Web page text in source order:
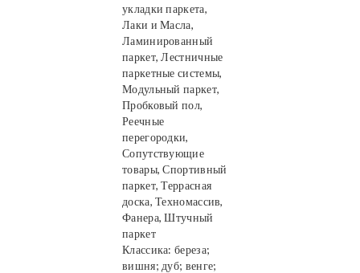
укладки паркета,
Лаки и Масла,
Ламинированный
паркет, Лестничные
паркетные системы,
Модульный паркет,
Пробковый пол,
Реечные
перегородки,
Сопутствующие
товары, Спортивный
паркет, Террасная
доска, Техномассив,
Фанера, Штучный
паркет
Классика: береза;
вишня; дуб; венге;